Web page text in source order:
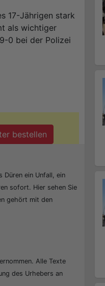
17-Jährigen stark
als wichtiger
0 bei der Polizei
bestellen
Düren ein Unfall, ein
sofort. Hier sehen Sie
gehört mit den
Alle Texte
des Urhebers an